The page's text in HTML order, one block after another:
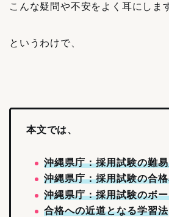
こんな疑問や不安をよく耳にしま
というわけで、
本文では、
沖縄県庁：採用試験の難
沖縄県庁：採用試験の合
沖縄県庁：採用試験のボ
合格への近道となる学習法